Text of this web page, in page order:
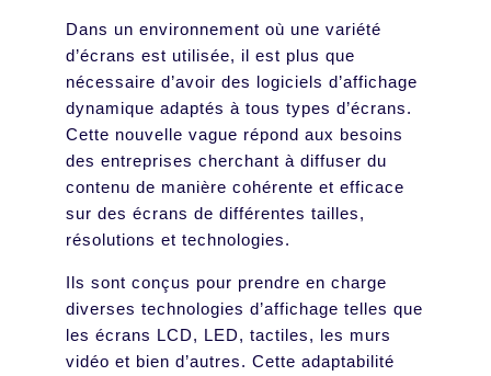
Dans un environnement où une variété
d’écrans est utilisée, il est plus que
nécessaire d’avoir des logiciels d’affichage
dynamique adaptés à tous types d’écrans.
Cette nouvelle vague répond aux besoins
des entreprises cherchant à diffuser du
contenu de manière cohérente et efficace
sur des écrans de différentes tailles,
résolutions et technologies.
Ils sont conçus pour prendre en charge
diverses technologies d’affichage telles que
les écrans LCD, LED, tactiles, les murs
vidéo et bien d’autres. Cette adaptabilité